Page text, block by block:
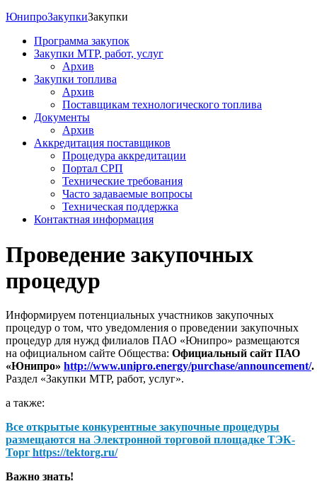
ЮнипроЗакупкиЗакупки
Программа закупок
Закупки МТР, работ, услуг
Архив
Закупки топлива
Архив
Поставщикам технологического топлива
Документы
Архив
Аккредитация поставщиков
Процедура аккредитации
Портал СРП
Технические требования
Часто задаваемые вопросы
Техническая поддержка
Контактная информация
Проведение закупочных
процедур
Информируем потенциальных участников закупочных
процедур о том, что уведомления о проведении закупочных
процедур для нужд филиалов ПАО «Юнипро» размещаются
на официальном сайте Общества: Официальный сайт ПАО
«Юнипро» http://www.unipro.energy/purchase/announcement/.
Раздел «Закупки МТР, работ, услуг».
а также:
Все открытые конкурентные закупочные процедуры
размещаются на Электронной торговой площадке ТЭК-
Торг https://tektorg.ru/
Важно знать!